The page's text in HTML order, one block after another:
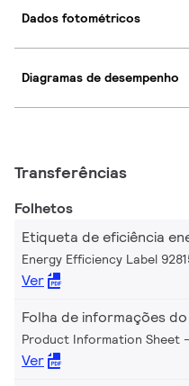
Dados fotométricos
Diagramas de desempenho
Transferências
Folhetos
Etiqueta de eficiência
Energy Efficiency Label
Ver
Folha de informações
Product Information Sheet
Ver